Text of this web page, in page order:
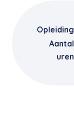
Opleiding
Aantal
uren